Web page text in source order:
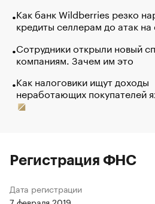
Как банк Wildberries резко
кредиты селлерам до атак на
Сотрудники открыли новый
компаниям. Зачем им это
Как налоговики ищут доходы
неработающих покупателей
Регистрация ФНС
Дата регистрации